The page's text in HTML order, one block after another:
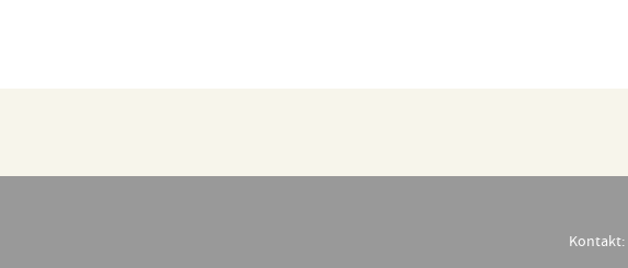
Kontakt: